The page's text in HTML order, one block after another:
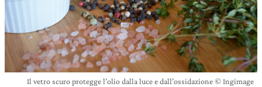
Il vetro scuro protegge l’olio dalla luce e dall’ossidazione © Ingimage